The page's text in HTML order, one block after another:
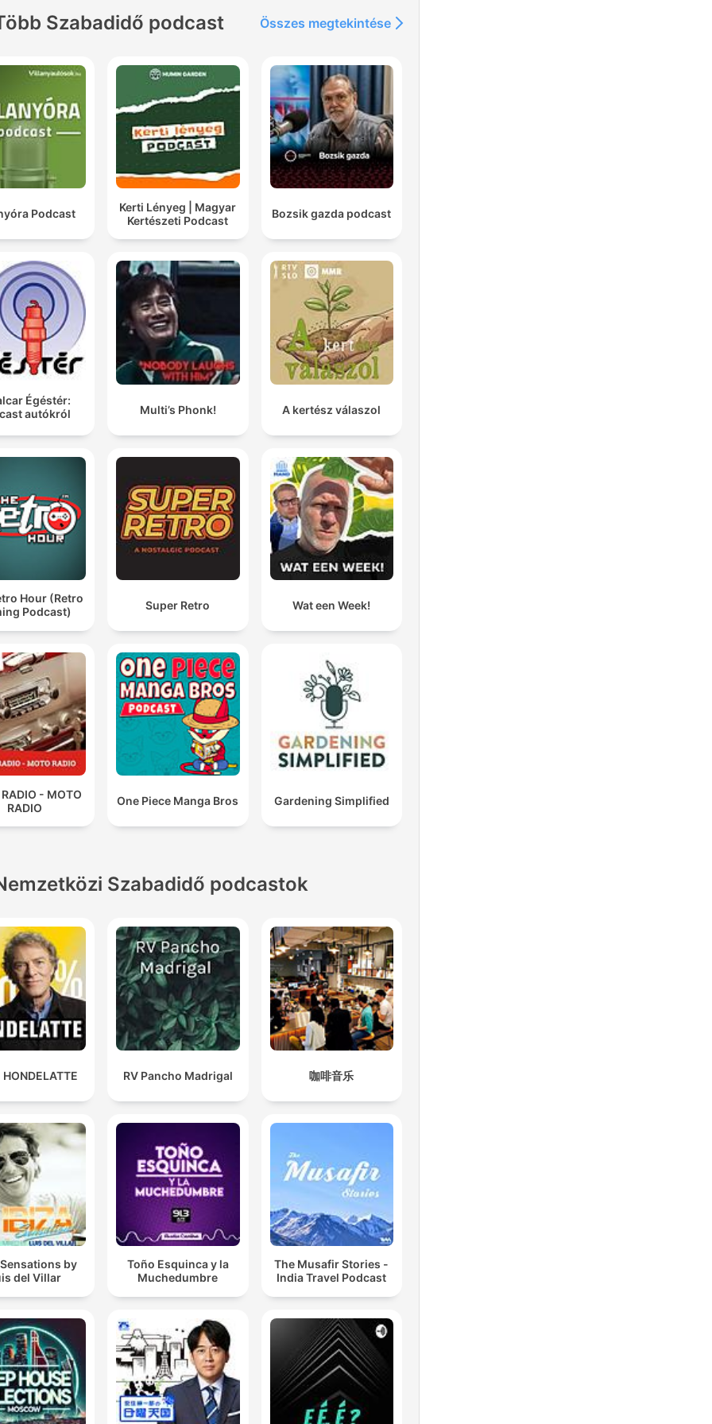
Szabadidő podcast Összes megtekintése
Podcast
Kerti Lényeg | Magyar
Kertészeti Podcast
Bozsik gazda podcast
Égéstér:
autókról
Multi’s Phonk! A kertész válaszol
Hour (Retro
Podcast)
Super Retro Wat een Week!
- MOTO
RADIO
One Piece Manga Bros Gardening Simplified
Szabadidő podcastok
RV Pancho Madrigal 咖啡音乐
by
del Villar
Toño Esquinca y la
Muchedumbre
The Musafir Stories -
India Travel Podcast